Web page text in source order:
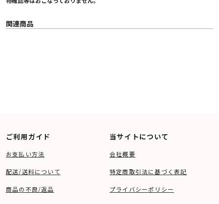
関連商品
ご利用ガイド
お支払い方法
配送/送料について
商品の不良/返品
当サイトについて
会社概要
特定商取引法に基づく表記
プライバシーポリシー